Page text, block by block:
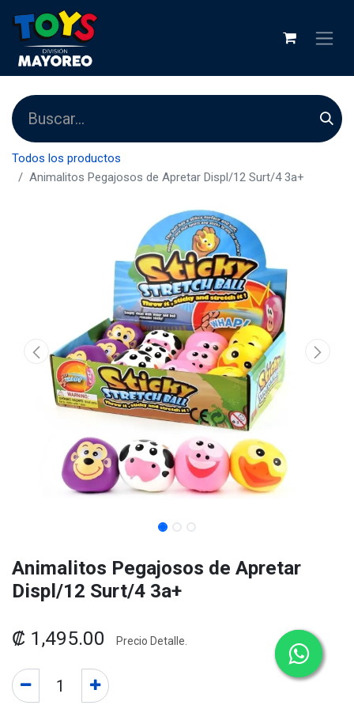
Todos los productos
Animalitos Pegajosos de Apretar Displ/12 Surt/4 3a+
Animalitos Pegajosos de Apretar
Displ/12 Surt/4 3a+
₡ 1,495.00 Precio Detalle.